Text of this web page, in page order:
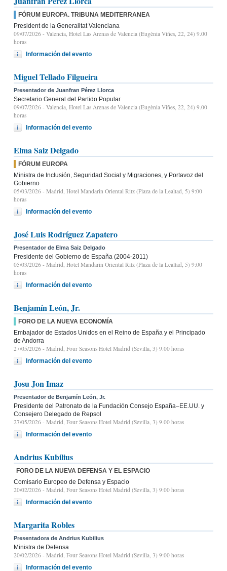
FÓRUM EUROPA. TRIBUNA MEDITERRANEA
President de la Generalitat Valenciana
09/07/2026 - Valencia, Hotel Las Arenas de Valencia (Eugènia Viñes, 22, 24) 9.00
horas
Información del evento
Miguel Tellado Filgueira
Presentador de Juanfran Pérez Llorca
Secretario General del Partido Popular
09/07/2026 - Valencia, Hotel Las Arenas de Valencia (Eugènia Viñes, 22, 24) 9.00
horas
Información del evento
Elma Saiz Delgado
FÓRUM EUROPA
Ministra de Inclusión, Seguridad Social y Migraciones, y Portavoz del
Gobierno
05/03/2026 - Madrid, Hotel Mandarin Oriental Ritz (Plaza de la Lealtad, 5) 9:00
horas
Información del evento
José Luis Rodríguez Zapatero
Presentador de Elma Saiz Delgado
Presidente del Gobierno de España (2004-2011)
05/03/2026 - Madrid, Hotel Mandarin Oriental Ritz (Plaza de la Lealtad, 5) 9:00
horas
Información del evento
Benjamín León, Jr.
FORO DE LA NUEVA ECONOMÍA
Embajador de Estados Unidos en el Reino de España y el Principado
de Andorra
27/05/2026 - Madrid, Four Seasons Hotel Madrid (Sevilla, 3) 9.00 horas
Información del evento
Josu Jon Imaz
Presentador de Benjamín León, Jr.
Presidente del Patronato de la Fundación Consejo España–EE.UU. y
Consejero Delegado de Repsol
27/05/2026 - Madrid, Four Seasons Hotel Madrid (Sevilla, 3) 9.00 horas
Información del evento
Andrius Kubilius
FORO DE LA NUEVA DEFENSA Y EL ESPACIO
Comisario Europeo de Defensa y Espacio
20/02/2026 - Madrid, Four Seasons Hotel Madrid (Sevilla, 3) 9:00 horas
Información del evento
Margarita Robles
Presentadora de Andrius Kubilius
Ministra de Defensa
20/02/2026 - Madrid, Four Seasons Hotel Madrid (Sevilla, 3) 9:00 horas
Información del evento